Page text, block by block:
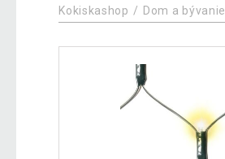
Kokiskashop Dom a bývanie